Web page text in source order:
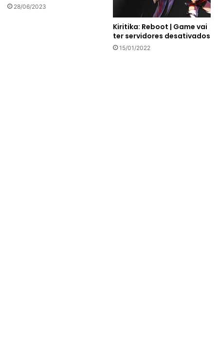
28/06/2023
Kiritika: Reboot | Game vai
ter servidores desativados
15/01/2022